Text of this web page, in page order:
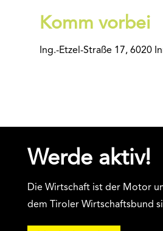
Komm vorbei
Ing.-Etzel-Straße 17, 6020
Werde aktiv!
Die Wirtschaft ist der Motor
dem Tiroler Wirtschaftsbund